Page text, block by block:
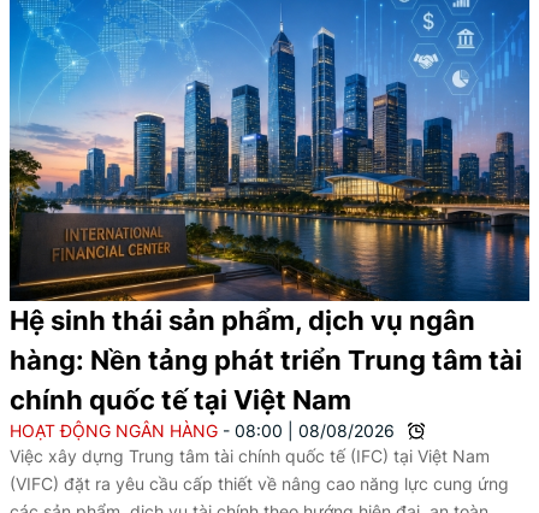
Hệ sinh thái sản phẩm, dịch vụ ngân
hàng: Nền tảng phát triển Trung tâm tài
chính quốc tế tại Việt Nam
HOẠT ĐỘNG NGÂN HÀNG 08:00
08/08/2026
Việc xây dựng Trung tâm tài chính quốc tế (IFC) tại Việt Nam
(VIFC) đặt ra yêu cầu cấp thiết về nâng cao năng lực cung ứng